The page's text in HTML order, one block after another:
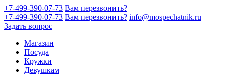
+7-499-390-07-73 Вам перезвонить?
+7-499-390-07-73 Вам перезвонить? info@mospechatnik.ru
Задать вопрос
Магазин
Посуда
Кружки
Девушкам